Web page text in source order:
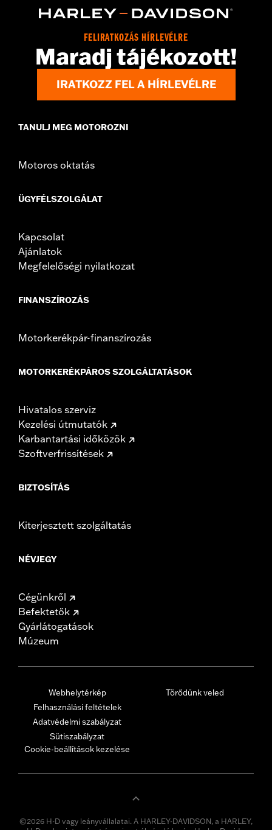
Imported
FELIRATKOZÁS HÍRLEVÉLRE
Maradj tájékozott!
IRATKOZZ FEL A HÍRLEVÉLRE
TANULJ MEG MOTOROZNI
Motoros oktatás
ÜGYFÉLSZOLGÁLAT
Kapcsolat
Ajánlatok
Megfelelőségi nyilatkozat
FINANSZÍROZÁS
Motorkerékpár-finanszírozás
MOTORKERÉKPÁROS SZOLGÁLTATÁSOK
Hivatalos szerviz
Kezelési útmutatók
Karbantartási időközök
Szoftverfrissítések
BIZTOSÍTÁS
Kiterjesztett szolgáltatás
NÉVJEGY
Cégünkről
Befektetők
Gyárlátogatások
Múzeum
Webhelytérkép
Felhasználási feltételek
Adatvédelmi szabályzat
Sütiszabályzat
Cookie-beállítások kezelése
Törődünk veled
©2026 H-D vagy leányvállalatai. A HARLEY-DAVIDSON, a HARLEY,